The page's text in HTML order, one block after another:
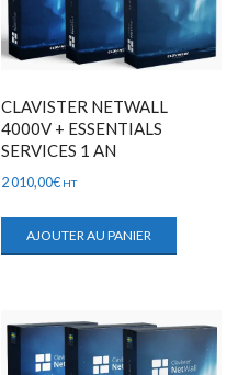
CLAVISTER NETWALL
4000V + ESSENTIALS
SERVICES 1 AN
2 010,00€ HT
AJOUTER AU PANIER